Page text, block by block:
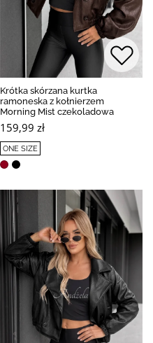
Krótka skórzana kurtka
ramoneska z kołnierzem
Morning Mist czekoladowa
159,99 zł
ONE SIZE